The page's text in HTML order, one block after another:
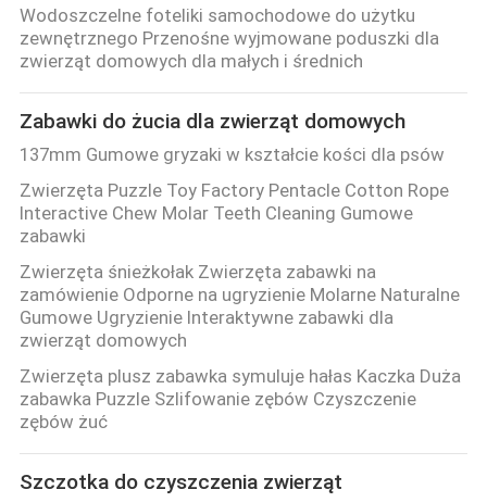
Wodoszczelne foteliki samochodowe do użytku
zewnętrznego Przenośne wyjmowane poduszki dla
zwierząt domowych dla małych i średnich
Zabawki do żucia dla zwierząt domowych
137mm Gumowe gryzaki w kształcie kości dla psów
Zwierzęta Puzzle Toy Factory Pentacle Cotton Rope
Interactive Chew Molar Teeth Cleaning Gumowe
zabawki
Zwierzęta śnieżkołak Zwierzęta zabawki na
zamówienie Odporne na ugryzienie Molarne Naturalne
Gumowe Ugryzienie Interaktywne zabawki dla
zwierząt domowych
Zwierzęta plusz zabawka symuluje hałas Kaczka Duża
zabawka Puzzle Szlifowanie zębów Czyszczenie
zębów żuć
Szczotka do czyszczenia zwierząt